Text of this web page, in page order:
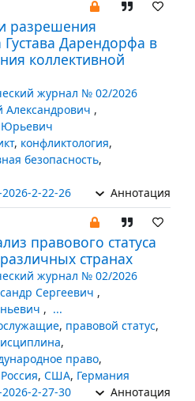
разрешения
Дарендорфа в
коллективной
журнал № 02/2026
Александрович ,
, конфликтология,
безопасность,
2-22-26 Аннотация
правового статуса
странах
журнал № 02/2026
Сергеевич ,
, ...
, правовой статус,
,
право,
Россия, США, Германия
2-27-30 Аннотация